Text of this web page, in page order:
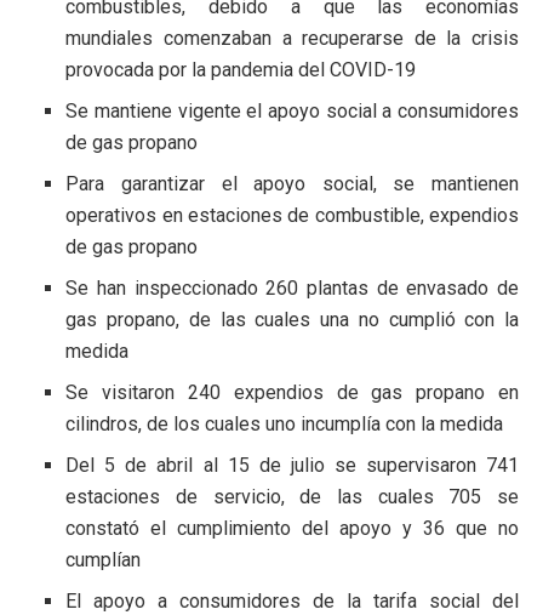
combustibles, debido a que las economías
mundiales comenzaban a recuperarse de la crisis
provocada por la pandemia del COVID-19
Se mantiene vigente el apoyo social a consumidores
de gas propano
Para garantizar el apoyo social, se mantienen
operativos en estaciones de combustible, expendios
de gas propano
Se han inspeccionado 260 plantas de envasado de
gas propano, de las cuales una no cumplió con la
medida
Se visitaron 240 expendios de gas propano en
cilindros, de los cuales uno incumplía con la medida
Del 5 de abril al 15 de julio se supervisaron 741
estaciones de servicio, de las cuales 705 se
constató el cumplimiento del apoyo y 36 que no
cumplían
El apoyo a consumidores de la tarifa social del